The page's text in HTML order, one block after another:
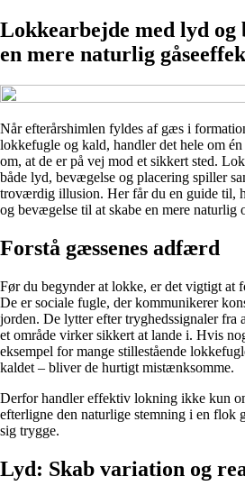
Lokkearbejde med lyd og
en mere naturlig
Når efterårshimlen fyldes af gæs i
lokkefugle og kald, handler det hele om
om, at de er på vej mod et sikkert sted.
både lyd, bevægelse og placering spiller
troværdig illusion. Her får du en guide til,
og bevægelse til at skabe en mere naturlig
Forstå gæssenes adfærd
Før du begynder at lokke, er det vigtigt at
De er sociale fugle, der kommunikerer
jorden. De lytter efter tryghedssignaler fra
et område virker sikkert at lande i. Hvis
eksempel for mange stillestående
kaldet – bliver de hurtigt mistænksomme.
Derfor handler effektiv lokning ikke kun
efterligne den naturlige stemning i en flok
sig trygge.
Lyd: Skab variation og